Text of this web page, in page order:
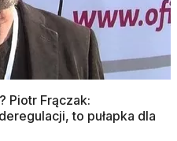
Piotr Frączak:
to pułapka dla